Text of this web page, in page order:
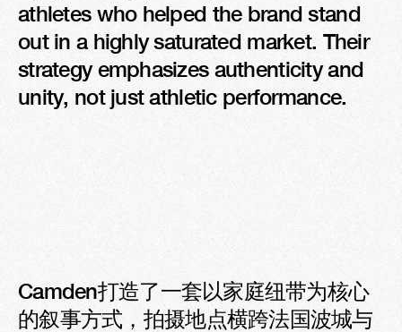
athletes who helped the brand stand
out in a highly saturated market. Their
strategy emphasizes authenticity and
unity, not just athletic performance.
Camden打造了一套以家庭纽带为核心
的叙事方式，拍摄地点横跨法国波城与